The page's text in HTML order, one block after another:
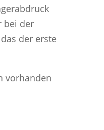
bei der
der erste
vorhanden